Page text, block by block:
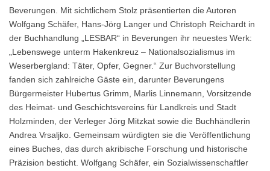
Beverungen. Mit sichtlichem Stolz präsentierten die Autoren
Wolfgang Schäfer, Hans-Jörg Langer und Christoph Reichardt in
der Buchhandlung „LESBAR“ in Beverungen ihr neuestes Werk:
„Lebenswege unterm Hakenkreuz – Nationalsozialismus im
Weserbergland: Täter, Opfer, Gegner.“ Zur Buchvorstellung
fanden sich zahlreiche Gäste ein, darunter Beverungens
Bürgermeister Hubertus Grimm, Marlis Linnemann, Vorsitzende
des Heimat- und Geschichtsvereins für Landkreis und Stadt
Holzminden, der Verleger Jörg Mitzkat sowie die Buchhändlerin
Andrea Vrsaljko. Gemeinsam würdigten sie die Veröffentlichung
eines Buches, das durch akribische Forschung und historische
Präzision besticht. Wolfgang Schäfer, ein Sozialwissenschaftler